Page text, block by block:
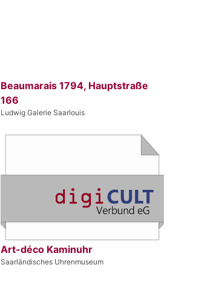
Beaumarais 1794, Hauptstraße
166
Ludwig Galerie Saarlouis
Art-déco Kaminuhr
Saarländisches Uhrenmuseum